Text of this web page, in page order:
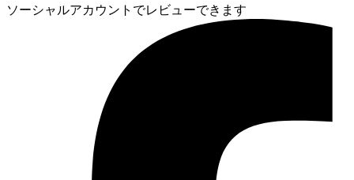
ソーシャルアカウントでレビューできます